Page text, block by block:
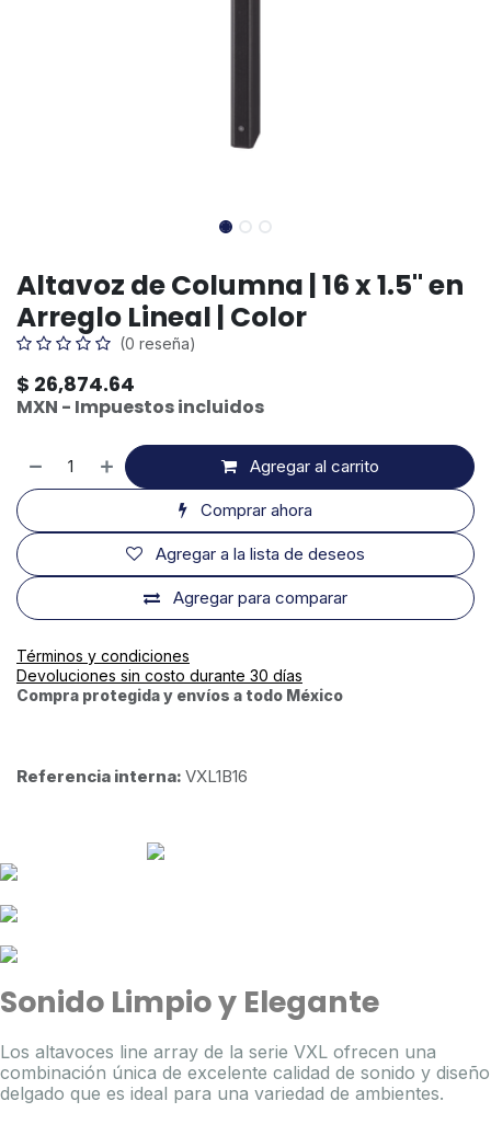
Altavoz de Columna | 16 x 1.5" en
Arreglo Lineal | Color
(0 reseña)
$ 26,874.64
MXN - Impuestos incluidos
Agregar al carrito
Comprar ahora
Agregar para comparar
Agregar a la lista de deseos
Términos y condiciones
Devoluciones sin costo durante 30 días
Compra protegida y envíos a todo México
Referencia interna: VXL1B16
Sonido Limpio y Elegante
Los altavoces line array de la serie VXL ofrecen una
combinación única de excelente calidad de sonido y diseño
delgado que es ideal para una variedad de ambientes.